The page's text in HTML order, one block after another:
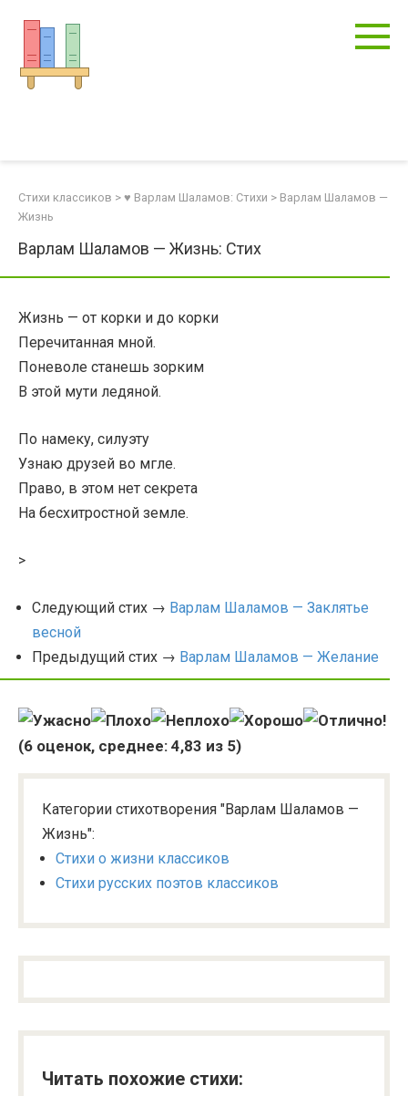
контенту
Стихи классиков > ♥ Варлам Шаламов: Стихи > Варлам Шаламов —
Жизнь
Варлам Шаламов — Жизнь: Стих
Жизнь — от корки и до корки
Перечитанная мной.
Поневоле станешь зорким
В этой мути ледяной.
По намеку, силуэту
Узнаю друзей во мгле.
Право, в этом нет секрета
На бесхитростной земле.
>
Следующий стих → Варлам Шаламов — Заклятье
весной
Предыдущий стих → Варлам Шаламов — Желание
(6 оценок, среднее: 4,83 из 5)
Категории стихотворения "Варлам Шаламов —
Жизнь":
Стихи о жизни классиков
Стихи русских поэтов классиков
Читать похожие стихи: